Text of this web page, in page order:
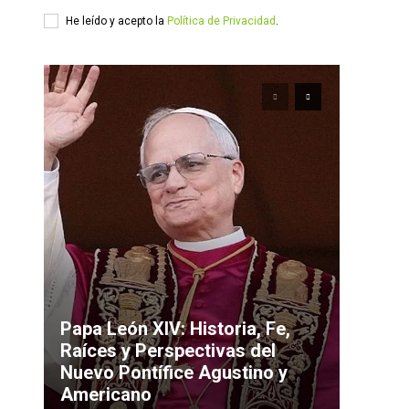
He leído y acepto la Política de Privacidad
Papa León XIV: Historia, Fe,
Raíces y Perspectivas del
Nuevo Pontífice Agustino y
Americano